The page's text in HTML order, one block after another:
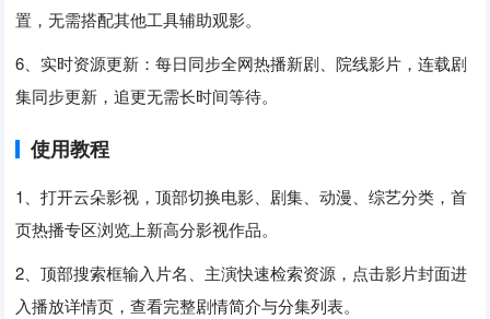
置，无需搭配其他工具辅助观影。
6、实时资源更新：每日同步全网热播新剧、院线影片，连载剧
集同步更新，追更无需长时间等待。
使用教程
1、打开云朵影视，顶部切换电影、剧集、动漫、综艺分类，首
页热播专区浏览上新高分影视作品。
2、顶部搜索框输入片名、主演快速检索资源，点击影片封面进
入播放详情页，查看完整剧情简介与分集列表。